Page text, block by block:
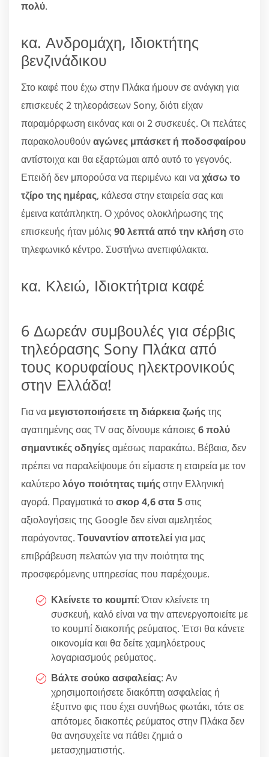
πολύ.
κα. Ανδρομάχη, Ιδιοκτήτης
βενζινάδικου
Στο καφέ που έχω στην Πλάκα ήμουν σε ανάγκη για
επισκευές 2 τηλεοράσεων Sony, διότι είχαν
παραμόρφωση εικόνας και οι 2 συσκευές. Οι πελάτες
παρακολουθούναγώνες μπάσκετ ή ποδοσφαίρου
αντίστοιχα και θα εξαρτώμαι από αυτό το γεγονός.
Επειδή δεν μπορούσα να περιμένω και ναχάσω το
τζίρο της ημέρας, κάλεσα στην εταιρεία σας και
έμεινα κατάπληκτη. Ο χρόνος ολοκλήρωσης της
επισκευής ήταν μόλις 90 λεπτά από την κλήση στο
τηλεφωνικό κέντρο. Συστήνω ανεπιφύλακτα.
κα. Κλειώ, Ιδιοκτήτρια καφέ
6 Δωρεάν συμβουλές για σέρβις
τηλεόρασης Sony Πλάκα από
τους κορυφαίους ηλεκτρονικούς
στην Ελλάδα!
Για να μεγιστοποιήσετε τη διάρκεια ζωήςτης
αγαπημένης σας TV σας δίνουμε κάποιες 6 πολύ
σημαντικές οδηγίεςαμέσως παρακάτω. Βέβαια, δεν
πρέπει να παραλείψουμε ότι είμαστε η εταιρεία με τον
καλύτερολόγο ποιότητας τιμήςστην Ελληνική
αγορά. Πραγματικά τοσκορ 4,6 στα 5στις
αξιολογήσεις της Google δεν είναι αμελητέος
παράγοντας. Τουναντίον αποτελείγια μας
επιβράβευση πελατών για την ποιότητα της
προσφερόμενης υπηρεσίας που παρέχουμε.
Κλείνετε το κουμπί: Όταν κλείνετε τη
συσκευή, καλό είναι να την απενεργοποιείτε με
το κουμπί διακοπής ρεύματος. Έτσι θα κάνετε
οικονομία και θα δείτε χαμηλόετρους
λογαριασμούς ρεύματος.
Βάλτε σούκο ασφαλείας: Αν
χρησιμοποιήσετε διακόπτη ασφαλείας ή
έξυπνο φις που έχει συνήθως φωτάκι, τότε σε
απότομες διακοπές ρεύματος στην Πλάκα δεν
θα ανησυχείτε να πάθει ζημιά ο
μετασχηματιστής.